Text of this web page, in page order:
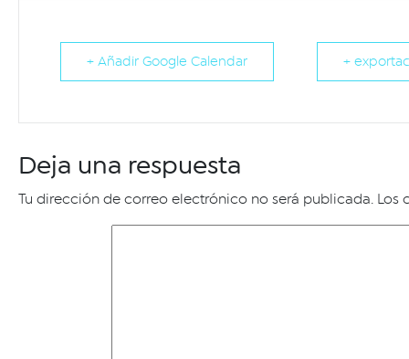
+ Añadir Google Calendar +
Deja una respuesta
Tu dirección de correo electrónico no será publicada. Los